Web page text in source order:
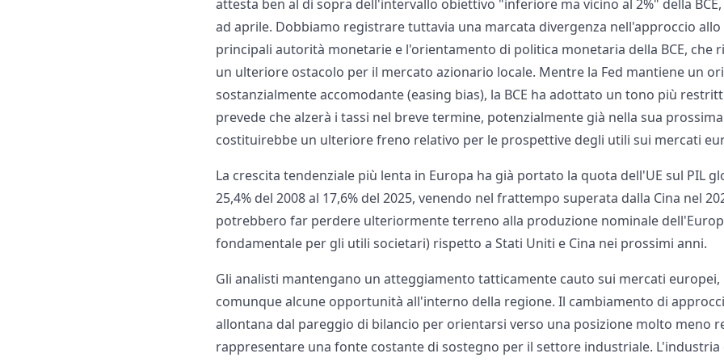
attesta ben al di sopra dell'intervallo obiettivo "inferiore ma vicino al 2%" della
ad aprile. Dobbiamo registrare tuttavia una marcata divergenza nell'approccio
principali autorità monetarie e l'orientamento di politica monetaria della BCE, che
un ulteriore ostacolo per il mercato azionario locale. Mentre la Fed mantiene un
sostanzialmente accomodante (easing bias), la BCE ha adottato un tono più
prevede che alzerà i tassi nel breve termine, potenzialmente già nella sua
costituirebbe un ulteriore freno relativo per le prospettive degli utili sui mercati
La crescita tendenziale più lenta in Europa ha già portato la quota dell'UE sul PIL
25,4% del 2008 al 17,6% del 2025, venendo nel frattempo superata dalla Cina nel
potrebbero far perdere ulteriormente terreno alla produzione nominale
fondamentale per gli utili societari) rispetto a Stati Uniti e Cina nei prossimi anni.
Gli analisti mantengano un atteggiamento tatticamente cauto sui mercati
comunque alcune opportunità all'interno della regione. Il cambiamento di
allontana dal pareggio di bilancio per orientarsi verso una posizione molto meno
rappresentare una fonte costante di sostegno per il settore industriale. L'industria